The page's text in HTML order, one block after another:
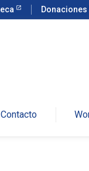
Donaciones
Contacto